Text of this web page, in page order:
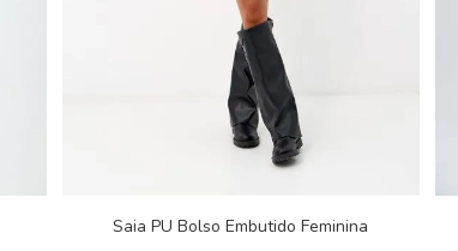
Saia PU Bolso Embutido Feminina